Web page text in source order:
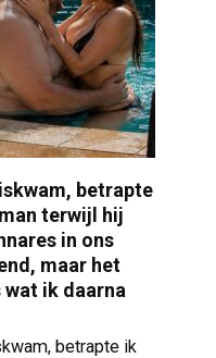
betrapte
terwijl hij
in ons
maar het
ik daarna
betrapte ik